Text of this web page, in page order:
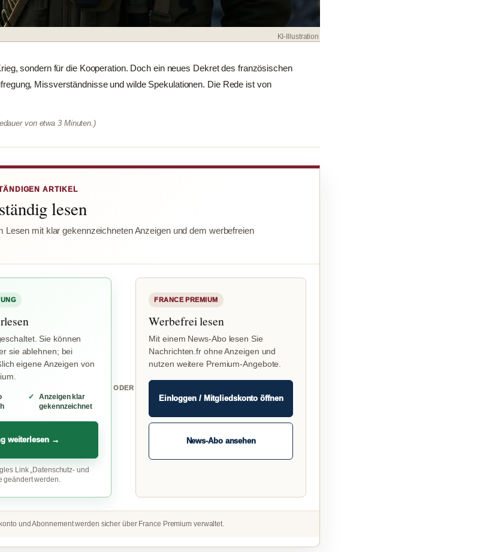
KI-Illustration
sondern für die Kooperation. Doch ein neues Dekret des französischen
Missverständnisse und wilde Spekulationen. Die Rede ist von
von etwa 3 Minuten.)
ARTIKEL
lesen
mit klar gekennzeichneten Anzeigen und dem werbefreien
Sie können
sie ablehnen; bei
eigene Anzeigen von
Anzeigen klar
gekennzeichnet
weiterlesen →
Link „Datenschutz- und
geändert werden.
ODER
FRANCE PREMIUM
Werbefrei lesen
Mit einem News-Abo lesen Sie
Nachrichten.fr ohne Anzeigen und
nutzen weitere Premium-Angebote.
Einloggen / Mitgliedskonto öffnen
News-Abo ansehen
und Abonnement werden sicher über France Premium verwaltet.